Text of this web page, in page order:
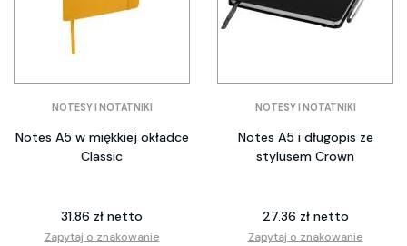
NOTESY I NOTATNIKI
Notes A5 w miękkiej okładce
Classic
31.86 zł netto
Zapytaj o znakowanie
NOTESY I NOTATNIKI
Notes A5 i długopis ze
stylusem Crown
27.36 zł netto
Zapytaj o znakowanie